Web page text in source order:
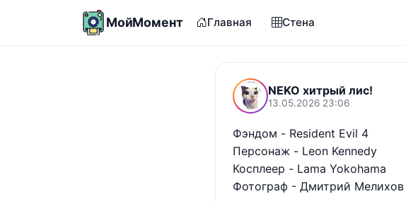
МойМомент Главная Стена
NEKO хитрый лис!
13.05.2026 23:06
Фэндом - Resident Evil 4
Персонаж - Leon Kennedy
Косплеер - Lama Yokohama
Фотограф - Дмитрий Мелихов